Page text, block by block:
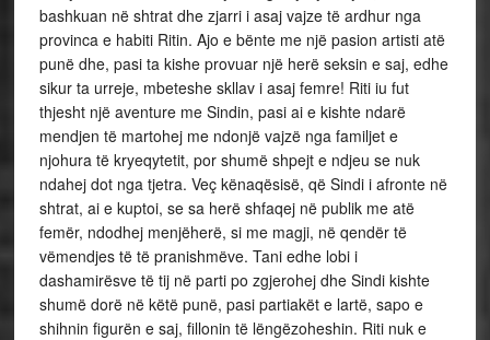
bashkuan në shtrat dhe zjarri i asaj vajze të ardhur nga
provinca e habiti Ritin. Ajo e bënte me një pasion artisti atë
punë dhe, pasi ta kishe provuar një herë seksin e saj, edhe
sikur ta urreje, mbeteshe skllav i asaj femre! Riti iu fut
thjesht një aventure me Sindin, pasi ai e kishte ndarë
mendjen të martohej me ndonjë vajzë nga familjet e
njohura të kryeqytetit, por shumë shpejt e ndjeu se nuk
ndahej dot nga tjetra. Veç kënaqësisë, që Sindi i afronte në
shtrat, ai e kuptoi, se sa herë shfaqej në publik me atë
femër, ndodhej menjëherë, si me magji, në qendër të
vëmendjes të të pranishmëve. Tani edhe lobi i
dashamirësve të tij në parti po zgjerohej dhe Sindi kishte
shumë dorë në këtë punë, pasi partiakët e lartë, sapo e
shihnin figurën e saj, fillonin të lëngëzoheshin. Riti nuk e